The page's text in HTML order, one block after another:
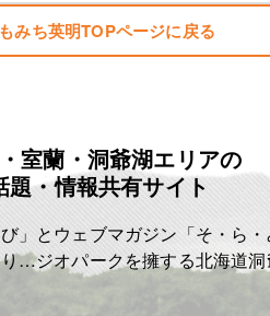
みち英明TOPページに戻る
室蘭・洞爺湖エリアの
題・情報共有サイト
」とウェブマガジン「そ・ら・
…ジオパークを擁する北海道